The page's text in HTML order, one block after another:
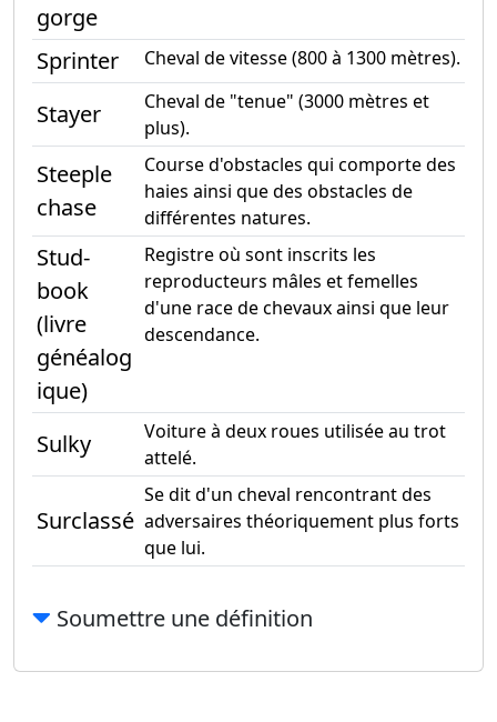
gorge
Sprinter Cheval de vitesse (800 à 1300 mètres).
Stayer
Cheval de "tenue" (3000 mètres et
plus).
Steeple
chase
Course d'obstacles qui comporte des
haies ainsi que des obstacles de
différentes natures.
Stud-
book
(livre
généalog
ique)
Registre où sont inscrits les
reproducteurs mâles et femelles
d'une race de chevaux ainsi que leur
descendance.
Sulky
Voiture à deux roues utilisée au trot
attelé.
Surclassé
Se dit d'un cheval rencontrant des
adversaires théoriquement plus forts
que lui.
Soumettre une définition